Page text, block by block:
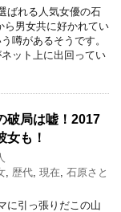
ばれる人気女優の石
ら男女共に好かれてい
噂があるそうです。
ット上に出回ってい
破局は嘘！2017
女も！
歴代 現在 石原さと
に引っ張りだこの山